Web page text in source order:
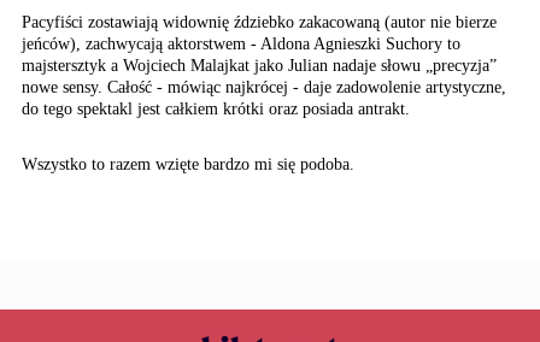
Pacyfiści zostawiają widownię ździebko zakacowaną (autor nie bierze
jeńców), zachwycają aktorstwem - Aldona Agnieszki Suchory to
majstersztyk a Wojciech Malajkat jako Julian nadaje słowu „precyzja”
nowe sensy. Całość - mówiąc najkrócej - daje zadowolenie artystyczne,
do tego spektakl jest całkiem krótki oraz posiada antrakt.
Wszystko to razem wzięte bardzo mi się podoba.